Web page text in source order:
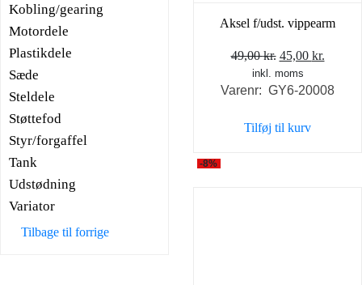
Kobling/gearing
Motordele
Plastikdele
Sæde
Steldele
Støttefod
Styr/forgaffel
Tank
Udstødning
Variator
Tilbage til forrige
Aksel f/udst. vippearm
49,00kr. Den
oprindelige
pris
49,00 kr..
45,00 kr.
pris
inkl. moms
Varenr: GY6-20008
Tilføj til kurv
-8%